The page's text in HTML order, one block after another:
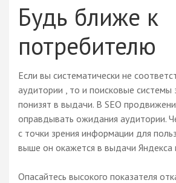
Будь ближе к
потребителю
Если вы систематически не
аудитории , то и поисковые системы
понизят в выдачи. В SEO
оправдывать ожидания аудитории.
с точки зрения информации для
выше он окажется в выдачи Яндекса
Опасайтесь высокого показателя